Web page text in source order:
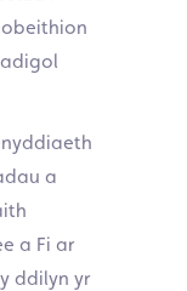
a
a Fi ar
ddilyn yr